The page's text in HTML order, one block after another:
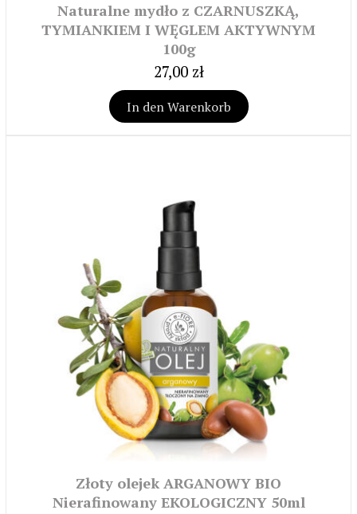
Naturalne mydło z CZARNUSZKĄ,
TYMIANKIEM I WĘGLEM AKTYWNYM
100g
27,00 zł
In den Warenkorb
Złoty olejek ARGANOWY BIO
Nierafinowany EKOLOGICZNY 50ml